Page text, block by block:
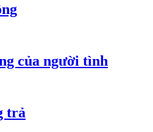
của người tình
trả